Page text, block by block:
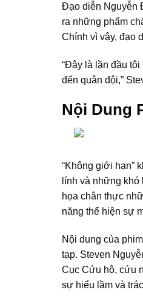
Đạo diễn Nguyễn
ra những phẩm
Chính vì vậy, đạo
“Đây là lần đầu
đến quân đội,”
Nội Dung
“Không giới hạn”
lính và những
họa chân thực
năng thể hiện sự
Nội dung của
tạp. Steven
Cục Cứu hộ, cứu
sự hiểu lầm và